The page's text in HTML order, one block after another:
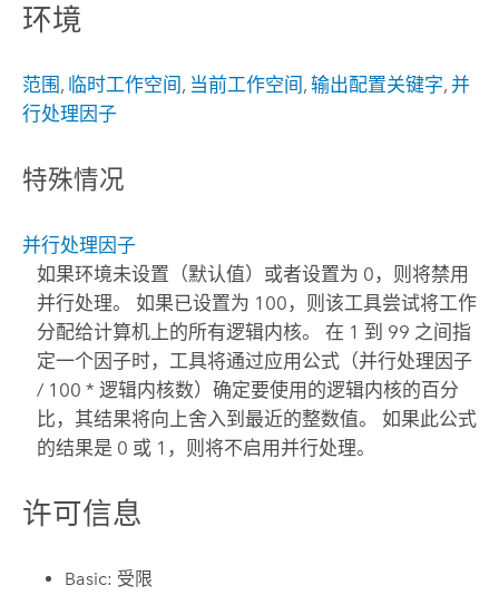
环境
范围 , 临时工作空间 , 当前工作空间 , 输出配置关键字, 并
行处理因子
特殊情况
并行处理因子
如果环境未设置（默认值）或者设置为 0，则将禁用
并行处理。 如果已设置为 100，则该工具尝试将工作
分配给计算机上的所有逻辑内核。 在 1 到 99 之间指
定一个因子时，工具将通过应用公式（并行处理因子
/ 100 * 逻辑内核数）确定要使用的逻辑内核的百分
比，其结果将向上舍入到最近的整数值。 如果此公式
的结果是 0 或 1，则将不启用并行处理。
许可信息
Basic: 受限